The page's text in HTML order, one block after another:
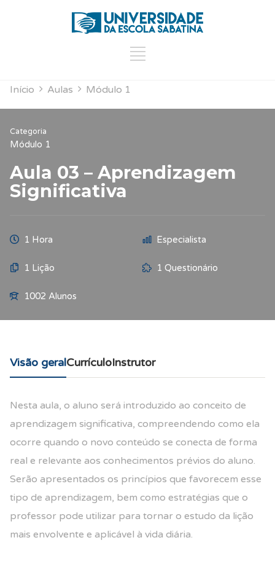
Início Aulas Módulo 1
Categoria
Módulo 1
Aula 03 – Aprendizagem
Significativa
1 Hora Especialista
1 Lição 1 Questionário
1002 Alunos
Visão geralCurrículoInstrutor
Nesta aula, o aluno será introduzido ao conceito de
aprendizagem significativa, compreendendo como ela
ocorre quando o novo conteúdo se conecta de forma
real e relevante aos conhecimentos prévios do aluno.
Serão apresentados os princípios que favorecem esse
tipo de aprendizagem, bem como estratégias que o
professor pode utilizar para tornar o estudo da lição
mais envolvente e aplicável à vida diária.